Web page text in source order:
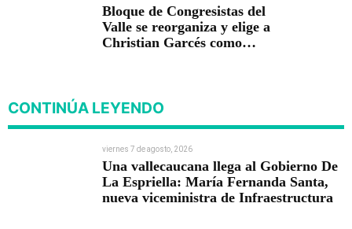
Bloque de Congresistas del
Valle se reorganiza y elige a
Christian Garcés como
CONTINÚA LEYENDO
viernes 7 de agosto, 2026
Una vallecaucana llega al Gobierno De
La Espriella: María Fernanda Santa,
nueva viceministra de Infraestructura